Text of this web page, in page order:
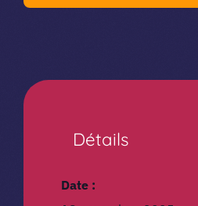
Détails
Date :